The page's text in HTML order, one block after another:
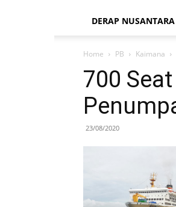
DERAP NUSANTARA
Home PB Kaimana
700
23/08/2020